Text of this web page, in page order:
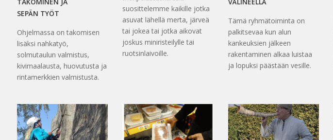
SEPÄN TYÖT
Ohjelmassa on takomisen
lisäksi nahkatyö,
solmutaulun valmistus,
kivimaalausta, huovutusta ja
rintamerkkien valmistusta.
suosittelemme kaikille jotka
asuvat lähellä merta, järveä
tai jokea tai jotka aikovat
joskus miniristeilylle tai
ruotsinlaivoille.
Tämä ryhmätoiminta on
palkitsevaa kun alun
kankeuksien jälkeen
rakentaminen alkaa luistaa
ja lopuksi päästään vesille.